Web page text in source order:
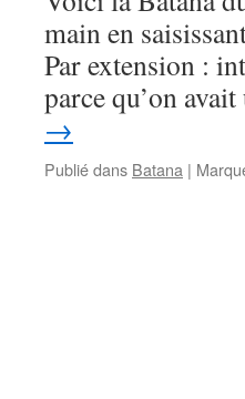
main en
Par extension :
parce qu’on
→
Publié dans Batana |